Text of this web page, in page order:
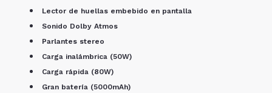
Lector de huellas embebido en pantalla
Sonido Dolby Atmos
Parlantes stereo
Carga inalámbrica (50W)
Carga rápida (80W)
Gran batería (5000mAh)